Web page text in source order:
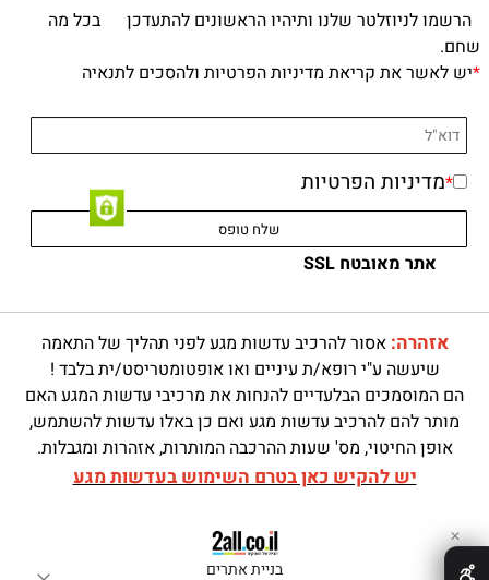
הרשמו לניוזלטר שלנו ותיהיו הראשונים להתעדכן בכל מה
שחם.
*יש לאשר את קריאת מדיניות הפרטיות ולהסכים לתנאיה
*מדיניות הפרטיות
אתר מאובטח SSL
אזהרה: אסור להרכיב עדשות מגע לפני תהליך של התאמה
שיעשה ע"י רופא/ת עיניים ואו אופטומטריסט/ית בלבד !
הם המוסמכים הבלעדיים להנחות את מרכיבי עדשות המגע האם
מותר להם להרכיב עדשות מגע ואם כן באלו עדשות להשתמש,
אופן החיטוי, מס' שעות ההרכבה המותרות, אזהרות ומגבלות.
יש להקיש כאן בטרם השימוש בעדשות מגע
בניית אתרים
✕